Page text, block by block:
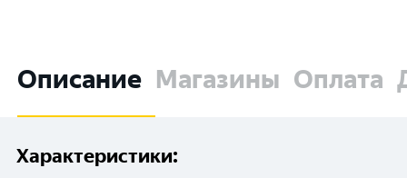
Описание Магазины Оплата
Характеристики: